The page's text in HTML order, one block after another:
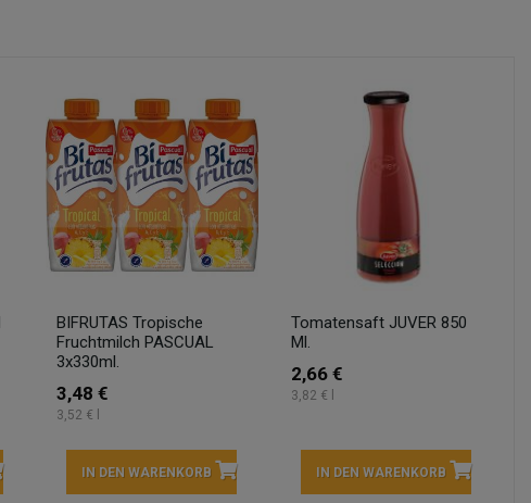
BIFRUTAS Tropische
Fruchtmilch PASCUAL
3x330ml.
3,48 €
3,52 € l
IN DEN WARENKORB
Tomatensaft JUVER 850
Ml.
2,66 €
3,82 € l
IN DEN WARENKORB